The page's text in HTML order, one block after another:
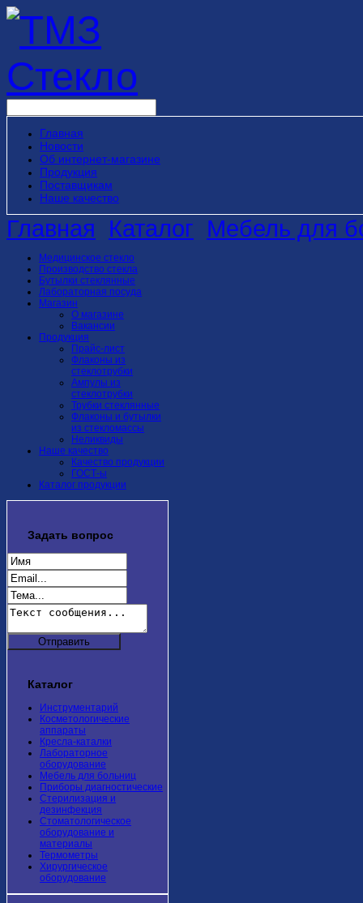
Главная
Новости
Об интернет-магазине
Продукция
Поставщикам
Наше качество
Главная Каталог Мебель для
Медицинское стекло
Производство стекла
Бутылки стеклянные
Лабораторная посуда
Магазин
О магазине
Вакансии
Продукция
Прайс-лист
Флаконы из
стеклотрубки
Ампулы из
стеклотрубки
Трубки стеклянные
Флаконы и бутылки
из стекломассы
Неликвиды
Наше качество
Качество продукции
ГОСТ-ы
Каталог продукции
Задать вопрос
Каталог
Инструментарий
Косметологические
аппараты
Кресла-каталки
Лабораторное
оборудование
Мебель для больниц
Приборы диагностические
Стерилизация и
дезинфекция
Стоматологическое
оборудование и
материалы
Термометры
Хирургическое
оборудование